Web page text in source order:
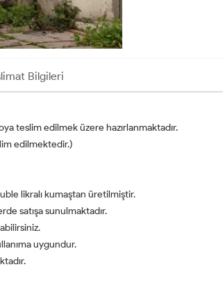
Bilgileri
teslim edilmek üzere hazırlanmaktadır.
edilmektedir.)
likralı kumaştan üretilmiştir.
satışa sunulmaktadır.
uygundur.